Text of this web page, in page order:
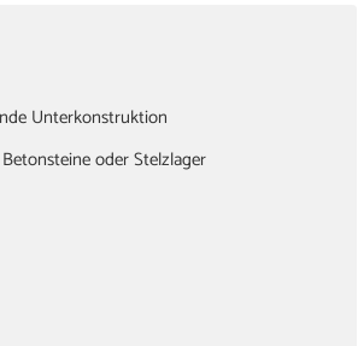
Unterkonstruktion
oder Stelzlager